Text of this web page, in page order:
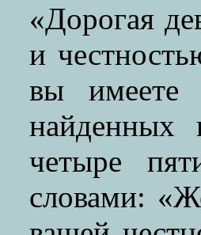
«Дорогая
и
вы имеете
найденных
четыре
словами: